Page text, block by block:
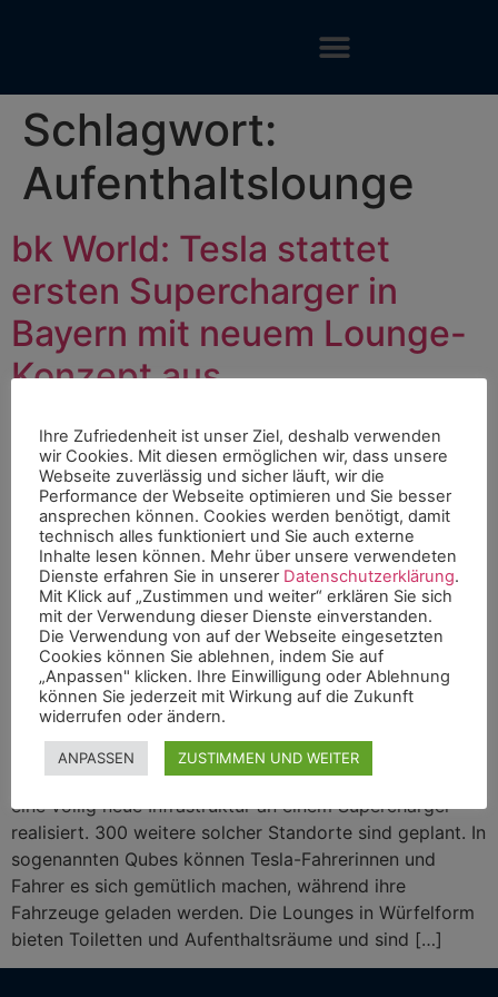
Schlagwort:
Aufenthaltslounge
bk World: Tesla stattet
ersten Supercharger in
Bayern mit neuem Lounge-
Konzept aus
In Kooperation mit der bk Group hat der US-
Elektrobauer Tesla in der bayrischen Gemeinde Endsee
eine völlig neue Infrastruktur an einem Supercharger
realisiert. 300 weitere solcher Standorte sind geplant. In
sogenannten Qubes können Tesla-Fahrerinnen und
Fahrer es sich gemütlich machen, während ihre
Fahrzeuge geladen werden. Die Lounges in Würfelform
bieten Toiletten und Aufenthaltsräume und sind […]
Ihre Zufriedenheit ist unser Ziel, deshalb verwenden
wir Cookies. Mit diesen ermöglichen wir, dass unsere
Webseite zuverlässig und sicher läuft, wir die
Performance der Webseite optimieren und Sie besser
ansprechen können. Cookies werden benötigt, damit
technisch alles funktioniert und Sie auch externe
Inhalte lesen können. Mehr über unsere verwendeten
Dienste erfahren Sie in unserer Datenschutzerklärung.
Mit Klick auf „Zustimmen und weiter“ erklären Sie sich
mit der Verwendung dieser Dienste einverstanden.
Die Verwendung von auf der Webseite eingesetzten
Cookies können Sie ablehnen, indem Sie auf
„Anpassen" klicken. Ihre Einwilligung oder Ablehnung
können Sie jederzeit mit Wirkung auf die Zukunft
widerrufen oder ändern.
ANPASSEN ZUSTIMMEN UND WEITER